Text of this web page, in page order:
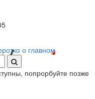
о главном
попрорбуйте позже